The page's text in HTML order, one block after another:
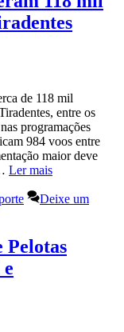
de 118 mil
entre os
programações
984 voos entre
maior deve
Ler mais
Deixe um
Pelotas